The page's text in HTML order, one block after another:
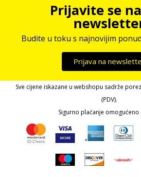
Prijavite se
Budite u toku s najnovijim
Prijava na
Sve cijene iskazane u webshopu sadrže
(PDV).
Sigurno plaćanje omogućeno